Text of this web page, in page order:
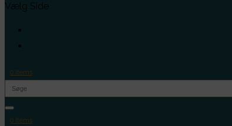
Vælg Side
0 Items
0 Items